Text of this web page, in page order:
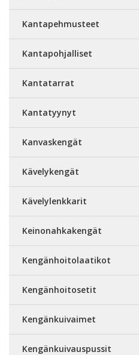
Kantapehmusteet
Kantapohjalliset
Kantatarrat
Kantatyynyt
Kanvaskengät
Kävelykengät
Kävelylenkkarit
Keinonahkakengät
Kengänhoitolaatikot
Kengänhoitosetit
Kengänkuivaimet
Kengänkuivauspussit